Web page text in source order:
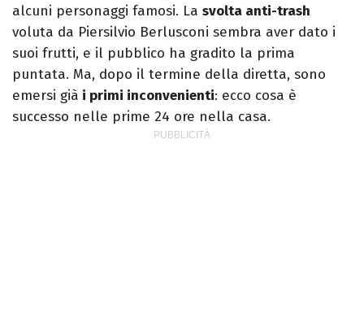
alcuni personaggi famosi. La svolta anti-trash
voluta da Piersilvio Berlusconi sembra aver dato i
suoi frutti, e il pubblico ha gradito la prima
puntata. Ma, dopo il termine della diretta, sono
emersi già i primi inconvenienti: ecco cosa è
successo nelle prime 24 ore nella casa.